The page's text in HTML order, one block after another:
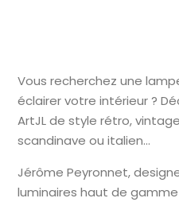
Vous recherchez une
éclairer votre intérieur ?
ArtJL de style rétro,
scandinave ou italien…
Jérôme Peyronnet,
luminaires haut de